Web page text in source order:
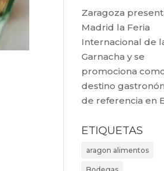
Zaragoza
Madrid la Feria
Internacional de
Garnacha y se
promociona
destino
de referencia en
ETIQUETAS
aragon alimentos